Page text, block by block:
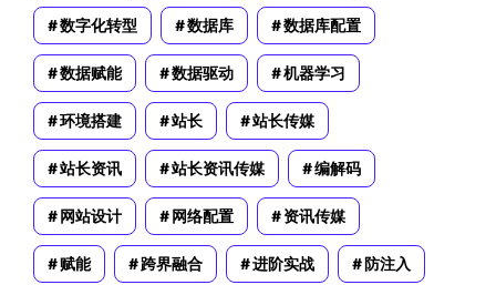
数字化转型 数据库 数据库配置
数据赋能 数据驱动 机器学习
环境搭建 站长 站长传媒
站长资讯 站长资讯传媒 编解码
网站设计 网络配置 资讯传媒
赋能 跨界融合 进阶实战 防注入